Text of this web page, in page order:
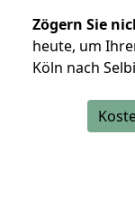
Zögern Sie
heute, um
Köln nach